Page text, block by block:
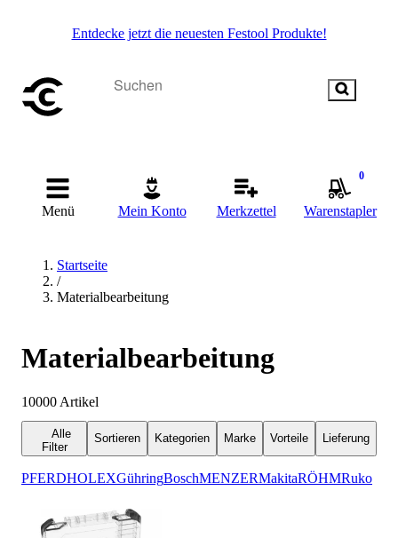
Entdecke jetzt die neuesten Festool Produkte!
Menü Mein Konto Merkzettel
0
Warenstapler
Startseite
/
Materialbearbeitung
Materialbearbeitung
10000 Artikel
Alle
Filter
Sortieren Kategorien Marke Vorteile Lieferung
PFERDHOLEXGühringBoschMENZERMakitaRÖHMRuko